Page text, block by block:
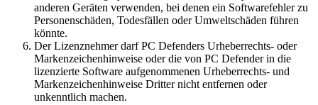
anderen Geräten verwenden, bei denen ein Softwarefehler zu
Personenschäden, Todesfällen oder Umweltschäden führen
könnte.
Der Lizenznehmer darf PC Defenders Urheberrechts- oder
Markenzeichenhinweise oder die von PC Defender in die
lizenzierte Software aufgenommenen Urheberrechts- und
Markenzeichenhinweise Dritter nicht entfernen oder
unkenntlich machen.